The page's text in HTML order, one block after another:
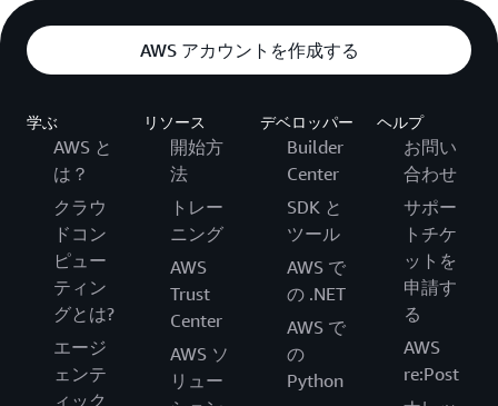
AWS アカウントを作成する
学ぶ
AWS と
は？
クラウ
ドコン
ピュー
ティン
グとは?
エージ
ェンテ
ィック
リソース
開始方
法
トレー
ニング
AWS
Trust
Center
AWS ソ
リュー
デベロッパー
Builder
Center
SDK と
ツール
AWS で
の .NET
AWS で
の
Python
ヘルプ
お問い
合わせ
サポー
トチケ
ットを
申請す
る
AWS
re:Post